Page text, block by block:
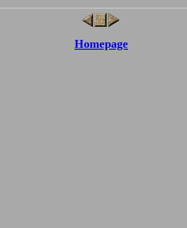
Homepage